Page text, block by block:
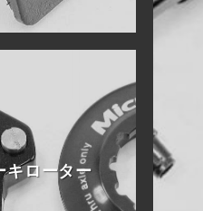
キローター